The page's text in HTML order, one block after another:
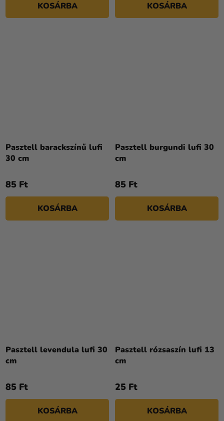
KOSÁRBA KOSÁRBA
Pasztell barackszínű lufi
30 cm
85 Ft
KOSÁRBA
Pasztell burgundi lufi 30
cm
85 Ft
KOSÁRBA
Pasztell levendula lufi 30
cm
85 Ft
KOSÁRBA
Pasztell rózsaszín lufi 13
cm
termék
átlagos
5,0
csillag.
25 Ft
KOSÁRBA